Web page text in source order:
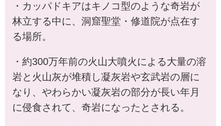
・カッパドキアはキノコ型のような奇岩が
林立する中に、洞窟聖堂・修道院が点在す
る場所。
・約300万年前の火山大噴火による大量の溶
岩と火山灰が堆積し凝灰岩や玄武岩の層に
なり、やわらかい凝灰岩の部分が長い年月
に侵食されて、奇岩になったとされる。